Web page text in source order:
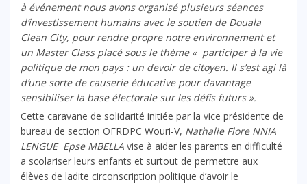
à événement nous avons organisé plusieurs séances
d’investissement humains avec le soutien de Douala
Clean City, pour rendre propre notre environnement et
un Master Class placé sous le thème « participer à la vie
politique de mon pays : un devoir de citoyen. Il s’est agi là
d’une sorte de causerie éducative pour davantage
sensibiliser la base électorale sur les défis futurs ».
Cette caravane de solidarité initiée par la vice présidente de
bureau de section OFRDPC Wouri-V, Nathalie Flore NNIA
LENGUE Epse MBELLA vise à aider les parents en difficulté
a scolariser leurs enfants et surtout de permettre aux
élèves de ladite circonscription politique d’avoir le